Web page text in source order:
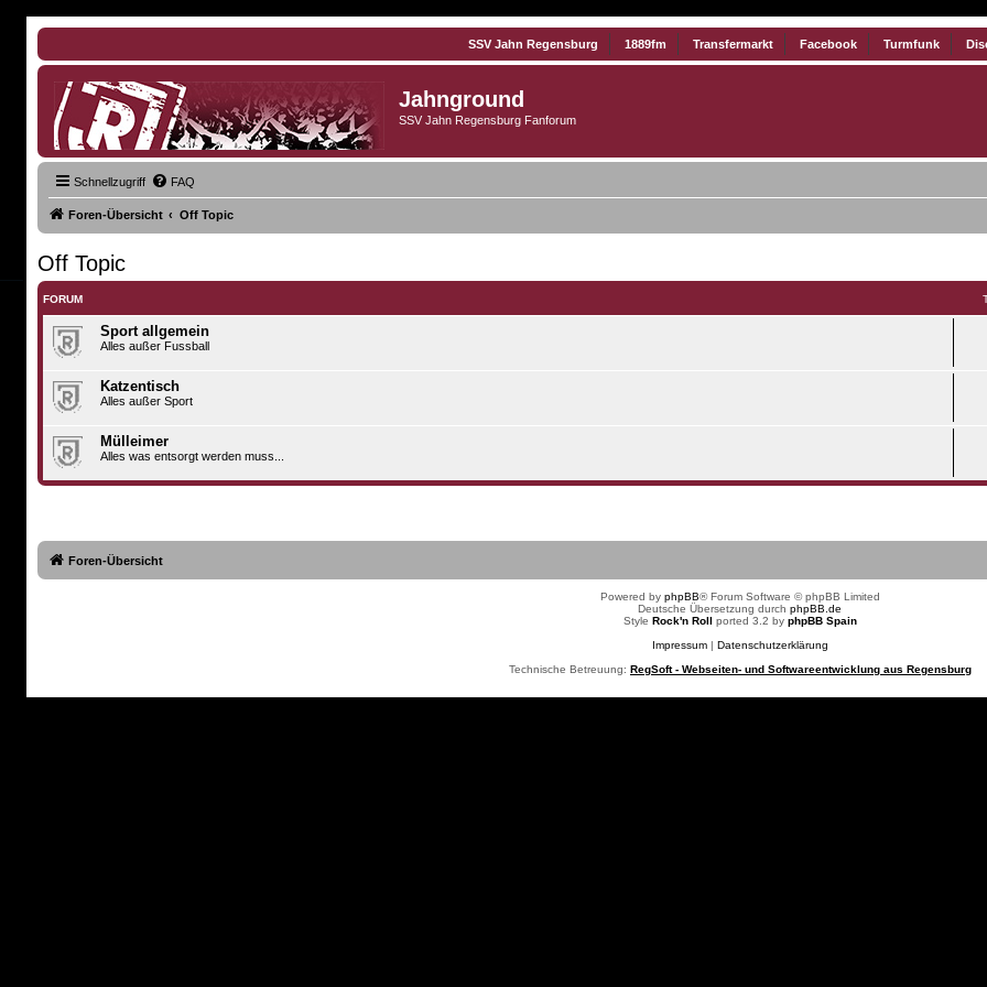
SSV Jahn Regensburg 1889fm Transfermarkt Facebook Turmfunk
Jahnground
SSV Jahn Regensburg Fanforum
Schnellzugriff FAQ
Foren-Übersicht Off Topic
Off Topic
FORUM
Sport allgemein
Alles außer Fussball
Katzentisch
Alles außer Sport
Mülleimer
Alles was entsorgt werden muss...
Foren-Übersicht
Powered by phpBB® Forum Software © phpBB Limited
Deutsche Übersetzung durchphpBB.de
Style Rock'n Roll ported 3.2 by phpBB Spain
Impressum| Datenschutzerklärung
Technische Betreuung: RegSoft - Webseiten- und Softwareentwicklung aus Regensburg